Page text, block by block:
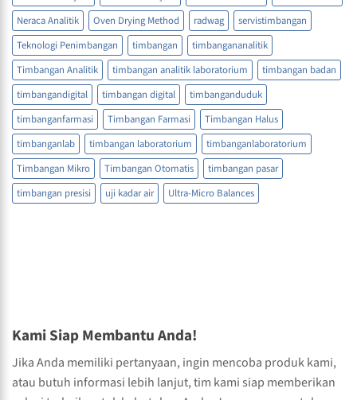
Neraca Analitik
Oven Drying Method radwag
servistimbangan
Teknologi Penimbangan
timbangan
timbangananalitik
Timbangan Analitik
timbangan analitik laboratorium
timbangan badan
timbangandigital
timbangan digital
timbanganduduk
timbanganfarmasi
Timbangan Farmasi
Timbangan Halus
timbanganlab
timbangan laboratorium
timbanganlaboratorium
Timbangan Mikro
Timbangan Otomatis
timbangan pasar
timbangan presisi
uji kadar air Ultra-Micro Balances
Kami Siap Membantu Anda!
Jika Anda memiliki pertanyaan, ingin mencoba produk kami,
atau butuh informasi lebih lanjut, tim kami siap memberikan